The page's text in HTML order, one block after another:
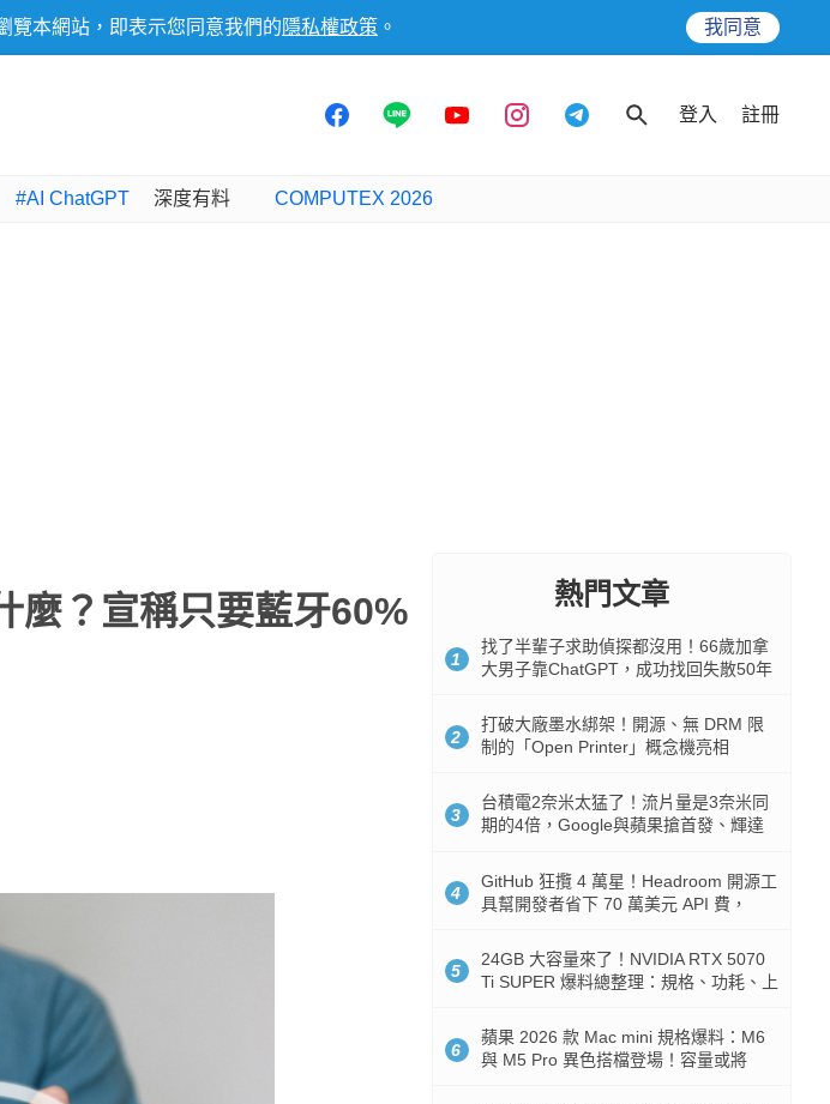
覽本網站，即表示您同意我們的 隱私權政策 。 我同意
登入 註冊
#AI ChatGPT 深度有料 COMPUTEX 2026
麼？宣稱只要藍牙60%
熱門文章
1
找了半輩子求助偵探都沒用！66歲加拿
大男子靠ChatGPT，成功找回失散50年
2
打破大廠墨水綁架！開源、無 DRM 限
制的「Open Printer」概念機亮相
3
台積電2奈米太猛了！流片量是3奈米同
期的4倍，Google與蘋果搶首發、輝達
4
GitHub 狂攬 4 萬星！Headroom 開源工
具幫開發者省下 70 萬美元 API 費，
5
24GB 大容量來了！NVIDIA RTX 5070
Ti SUPER 爆料總整理：規格、功耗、上
6
蘋果 2026 款 Mac mini 規格爆料：M6
與 M5 Pro 異色搭檔登場！容量或將